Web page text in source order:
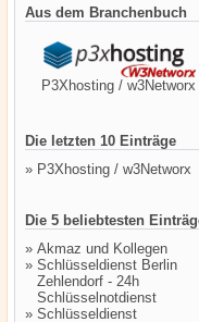
Aus dem Branchenbuch
P3Xhosting / w3Networx
Die letzten 10 Einträge
» P3Xhosting / w3Networx
Die 5 beliebtesten
» Akmaz und Kollegen
» Schlüsseldienst Berlin
Zehlendorf - 24h
Schlüsselnotdienst
» Schlüsseldienst